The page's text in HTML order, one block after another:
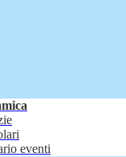
eventi